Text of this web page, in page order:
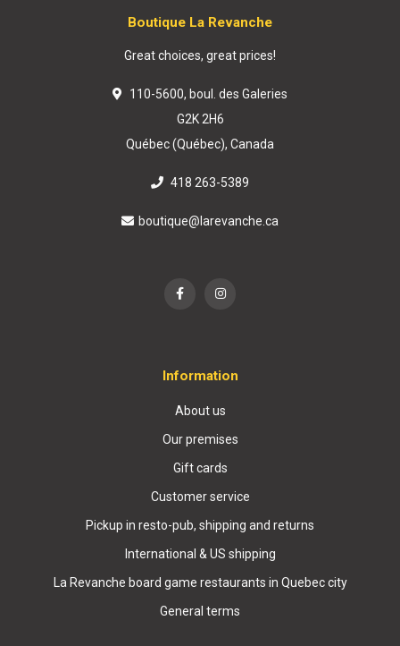
Boutique La Revanche
Great choices, great prices!
110-5600, boul. des Galeries
G2K 2H6
Québec (Québec), Canada
418 263-5389
boutique@larevanche.ca
Information
About us
Our premises
Gift cards
Customer service
Pickup in resto-pub, shipping and returns
International & US shipping
La Revanche board game restaurants in Quebec city
General terms